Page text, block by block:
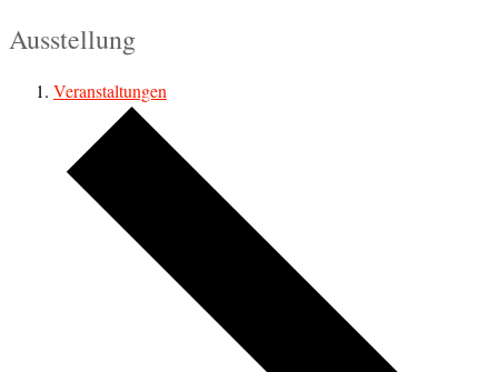
Ausstellung
Veranstaltungen